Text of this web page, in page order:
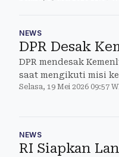
NEWS
DPR Desak
DPR mendesak
saat mengikuti misi
Selasa, 19 Mei 2026 09:57
NEWS
RI Siapkan